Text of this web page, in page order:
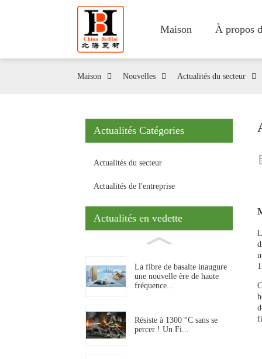
Maison À propos
Maison Nouvelles Actualités du secteur
Actualités Catégories
Actualités du secteur
Actualités de l'entreprise
Actualités en vedette
La fibre de basalte inaugure
une nouvelle ère de haute
fréquence...
Résiste à 1300 °C sans se
percer ! Un Fi...